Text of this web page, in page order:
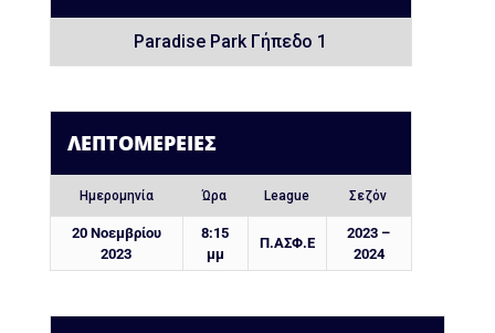
Paradise Park Γήπεδο 1
ΛΕΠΤΟΜΈΡΕΙΕΣ
Ημερομηνία Ώρα League Σεζόν
20 Νοεμβρίου
2023
8:15
μμ
Π.ΑΣΦ.Ε
2023 –
2024